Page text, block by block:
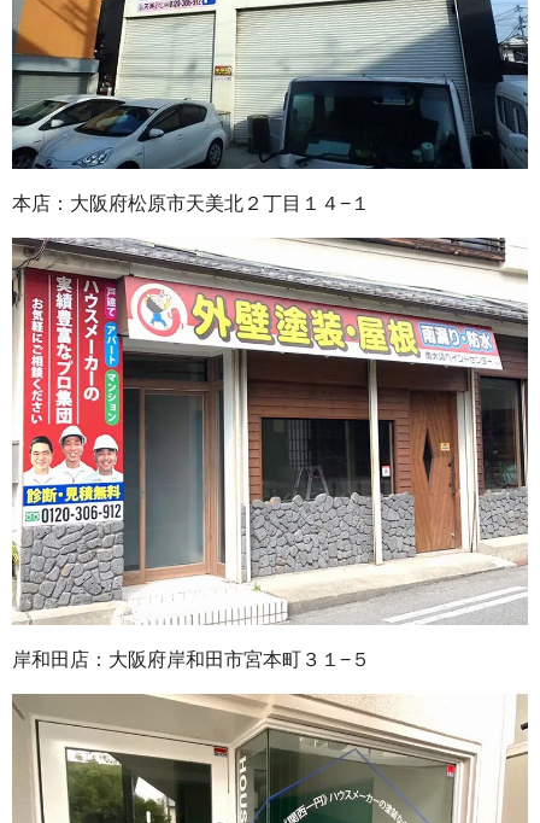
本店：大阪府松原市天美北２丁目１４−１
岸和田店：大阪府岸和田市宮本町３１−５